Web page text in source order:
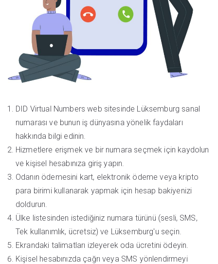
DID Virtual Numbers web sitesinde Lüksemburg sanal
numarası ve bunun iş dünyasına yönelik faydaları
hakkında bilgi edinin.
Hizmetlere erişmek ve bir numara seçmek için kaydolun
ve kişisel hesabınıza giriş yapın.
Odanın ödemesini kart, elektronik ödeme veya kripto
para birimi kullanarak yapmak için hesap bakiyenizi
doldurun.
Ülke listesinden istediğiniz numara türünü (sesli, SMS,
Tek kullanımlık, ücretsiz) ve Lüksemburg'u seçin.
Ekrandaki talimatları izleyerek oda ücretini ödeyin.
Kişisel hesabınızda çağrı veya SMS yönlendirmeyi